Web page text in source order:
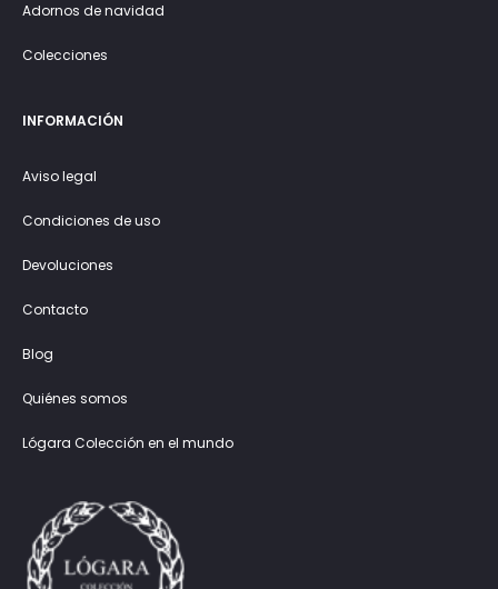
Adornos de navidad
Colecciones
INFORMACIÓN
Aviso legal
Condiciones de uso
Devoluciones
Contacto
Blog
Quiénes somos
Lógara Colección en el mundo